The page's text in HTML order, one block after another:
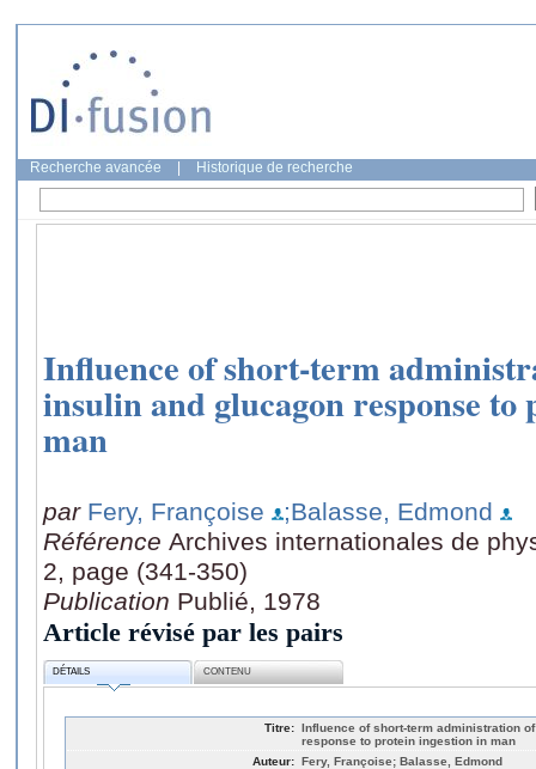
Recherche avancée Historique de recherche
Influence of short-term
insulin and glucagon response
man
par Fery, Françoise
;Balasse, Edmond
Référence Archives internationales de
2, page (341-350)
Publication Publié, 1978
Article révisé par les pairs
DÉTAILS CONTENU
Titre: Influence of short-term administration
response to protein ingestion in man
Auteur: Fery, Françoise; Balasse, Edmond